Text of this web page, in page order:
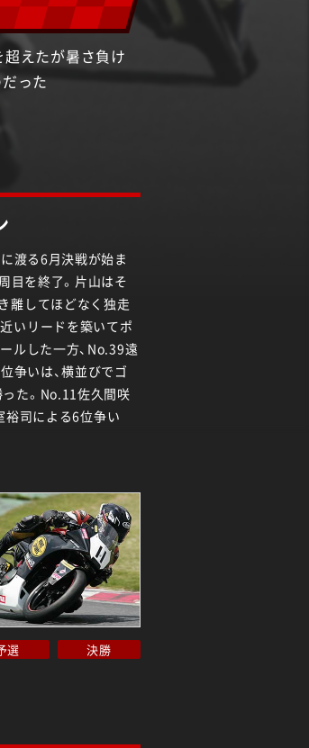
えたが暑さ負け
った
渡る6月決戦が始ま
目を終了。片山はそ
離してほどなく独走
いリードを築いてポ
ルした一方、No.39遠
争いは、横並びでゴ
た。No.11佐久間咲
裕司による6位争い
選 決勝